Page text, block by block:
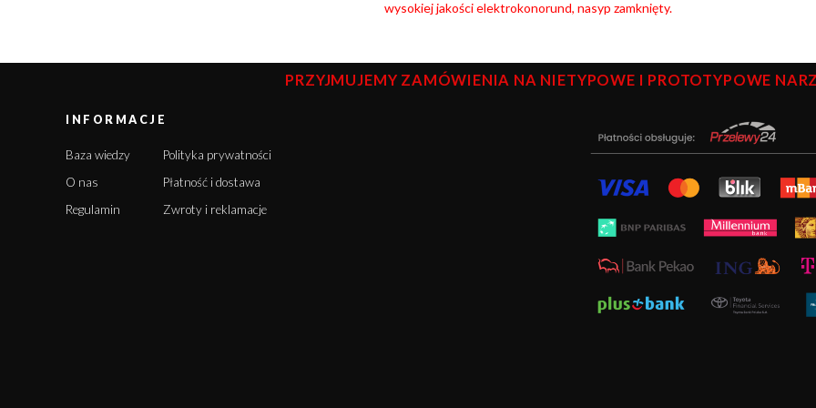
wysokiej jakości elektrokonorund, nasyp zamknięty.
PRZYJMUJEMY ZAMÓWIENIA NA NIETYPOWE I PROTOTYPOWE
INFORMACJE
Baza wiedzy
O nas
Regulamin
Polityka prywatności
Płatność i dostawa
Zwroty i reklamacje